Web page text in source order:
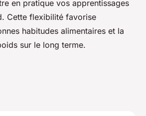
en pratique vos apprentissages
Cette flexibilité favorise
habitudes alimentaires et la
sur le long terme.